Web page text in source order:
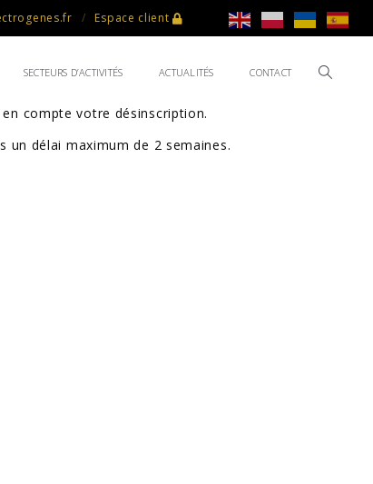
Espace client
SECTEURS D’ACTIVITÉS ACTUALITÉS CONTACT
compte votre désinscription.
un délai maximum de 2 semaines.